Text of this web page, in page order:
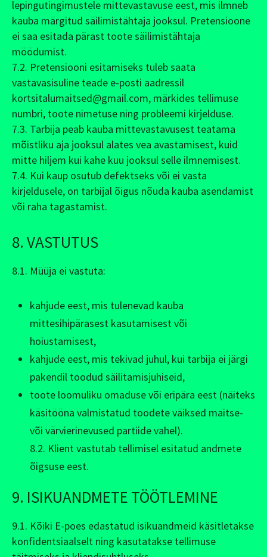
lepingutingimustele mittevastavuse eest, mis ilmneb
kauba märgitud säilimistähtaja jooksul. Pretensioone
ei saa esitada pärast toote säilimistähtaja
möödumist.
7.2. Pretensiooni esitamiseks tuleb saata
vastavasisuline teade e-posti aadressil
kortsitalumaitsed@gmail.com, märkides tellimuse
numbri, toote nimetuse ning probleemi kirjelduse.
7.3. Tarbija peab kauba mittevastavusest teatama
mõistliku aja jooksul alates vea avastamisest, kuid
mitte hiljem kui kahe kuu jooksul selle ilmnemisest.
7.4. Kui kaup osutub defektseks või ei vasta
kirjeldusele, on tarbijal õigus nõuda kauba asendamist
või raha tagastamist.
8. VASTUTUS
8.1. Müüja ei vastuta:
kahjude eest, mis tulenevad kauba
mittesihipärasest kasutamisest või
hoiustamisest,
kahjude eest, mis tekivad juhul, kui tarbija ei järgi
pakendil toodud säilitamisjuhiseid,
toote loomuliku omaduse või eripära eest (näiteks
käsitööna valmistatud toodete väiksed maitse-
või värvierinevused partiide vahel).
8.2. Klient vastutab tellimisel esitatud andmete
õigsuse eest.
9. ISIKUANDMETE TÖÖTLEMINE
9.1. Kõiki E-poes edastatud isikuandmeid käsitletakse
konfidentsiaalselt ning kasutatakse tellimuse